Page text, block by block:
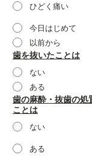
ひどく痛い
今日はじめて
以前から
歯を抜いたことは
ない
ある
歯の麻酔・抜歯の処
ことは
ない
ある